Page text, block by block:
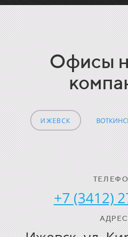
Офисы
ИЖЕВСК
+7 (3412)
АДРЕС
+7 (34145)
АДРЕС
+7 (3412)
АДРЕС